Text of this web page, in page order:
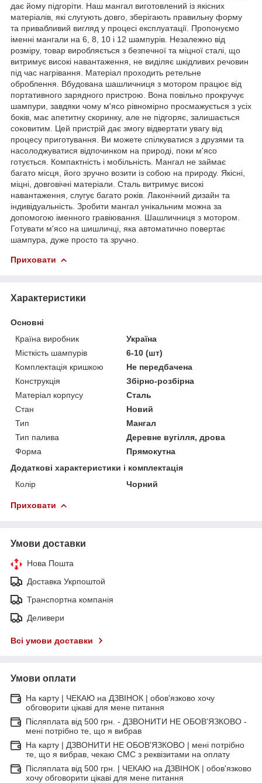
дає йому підгоріти. Наш мангал виготовлений із якісних
матеріалів, які слугують довго, зберігають правильну форму
та привабливий вигляд у процесі експлуатації. Пропонуємо
іменні мангали на 6, 8, 10 і 12 шампурів. Незалежно від
розміру, товар виробляється з безпечної та міцної сталі, що
витримує високі навантаження, не виділяє шкідливих речовин
під час нагрівання. Матеріал проходить ретельне
оброблення. Вбудована шашличниця з мотором працює від
портативного зарядного пристрою. Вона повільно прокручує
шампури, завдяки чому м'ясо рівномірно просмажується з усіх
боків, має апетитну скоринку, але не підгоряє, залишається
соковитим. Цей пристрій дає змогу відвертати увагу від
процесу приготування. Ви можете спілкуватися з друзями та
насолоджуватися відпочинком на природі, поки м'ясо
готується. Компактність і мобільність. Мангал не займає
багато місця, його зручно возити із собою на природу. Якісні,
міцні, довговічні матеріали. Сталь витримує високі
навантаження, слугує багато років. Лаконічний дизайн та
індивідуальність. Зробити мангал унікальним можна за
допомогою іменного гравіювання. Шашличниця з мотором.
Готувати м'ясо на шишличці, яка автоматично повертає
шампура, дуже просто та зручно.
Приховати
Характеристики
Основні
Країна виробник
Україна
Місткість шампурів
6-10 (шт)
Комплектація кришкою
Не передбачена
Конструкція
Збірно-розбірна
Матеріал корпусу
Сталь
Стан
Новий
Тип
Мангал
Тип палива
Деревне вугілля, дрова
Форма
Прямокутна
Додаткові характеристики і комплектація
Колір
Чорний
Приховати
Умови доставки
Нова Пошта
Доставка Укрпоштой
Транспортна компанія
Деливери
Всі умови доставки
Умови оплати
На карту | ЧЕКАЮ на ДЗВІНОК | обов'язково хочу
обговорити цікаві для мене питання
Післяплата від 500 грн. - ДЗВОНИТИ НЕ ОБОВ'ЯЗКОВО -
мені потрібно те, що я вибрав
На карту | ДЗВОНИТИ НЕ ОБОВ'ЯЗКОВО | мені потрібно
те, що я вибрав, чекаю СМС з реквізитами на оплату
Післяплата від 500 грн. | ЧЕКАЮ на ДЗВІНОК | обов'язково
хочу обговорити цікаві для мене питання